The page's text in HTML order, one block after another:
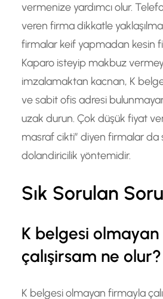
vermenize yardımcı olur.
veren firma dikkatle
firmalar keif yapmadan kesin
Kaparo isteyip makbuz
imzalamaktan kacnan, K
ve sabit ofis adresi
uzak durun. Çok düşük fiyat
masraf cikti” diyen firmalar da
dolandiricilik yöntemidir.
Sık Sorulan
K belgesi
çalışirsam ne olur?
K belgesi olmayan firmayla